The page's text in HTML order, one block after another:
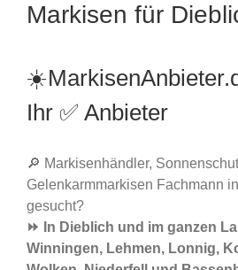
Markisen für
Ihr ✅ Anbieter
🔎 Markisenhändler,
Gelenkarmmarkisen Fachmann
gesucht?
⏩ In Dieblich und im ganzen
Winningen, Lehmen, Lonnig,